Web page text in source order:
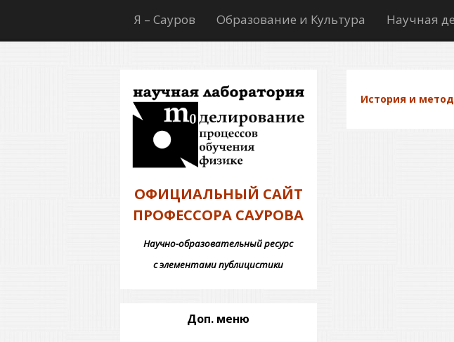
Я – Сауров Образование и Культура Научная
ОФИЦИАЛЬНЫЙ САЙТ
ПРОФЕССОРА САУРОВА
Научно-образовательный ресурс
с элементами публицистики
История и
Доп. меню